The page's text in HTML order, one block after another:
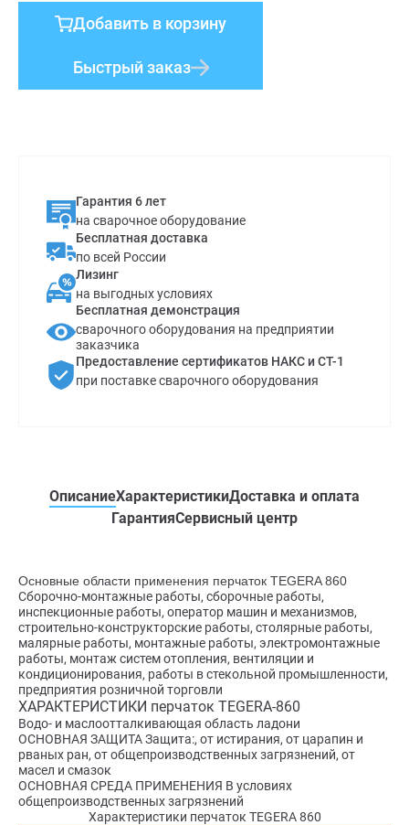
Добавить в корзину
Быстрый заказ
Гарантия 6 лет
на сварочное оборудование
Бесплатная доставка
по всей России
Лизинг
на выгодных условиях
Бесплатная демонстрация
сварочного оборудования на предприятии
заказчика
Предоставление сертификатов НАКС и СТ-1
при поставке сварочного оборудования
ОписаниеХарактеристикиДоставка и оплата
ГарантияСервисный центр
Основные области применения перчаток TEGERA 860
Сборочно-монтажные работы, сборочные работы,
инспекционные работы, оператор машин и механизмов,
строительно-конструкторские работы, столярные работы,
малярные работы, монтажные работы, электромонтажные
работы, монтаж систем отопления, вентиляции и
кондиционирования, работы в стекольной промышленности,
предприятия розничной торговли
ХАРАКТЕРИСТИКИ перчаток TEGERA-860
Водо- и маслоотталкивающая область ладони
ОСНОВНАЯ ЗАЩИТА Защита:, от истирания, от царапин и
рваных ран, от общепроизводственных загрязнений, от
масел и смазок
ОСНОВНАЯ СРЕДА ПРИМЕНЕНИЯ В условиях
общепроизводственных загрязнений
Характеристики перчаток TEGERA 860